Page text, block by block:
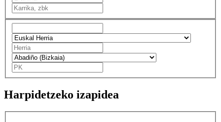
Harpidetzeko izapidea